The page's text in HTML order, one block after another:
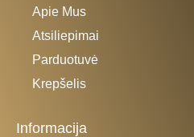
Apie Mus
Atsiliepimai
Parduotuvė
Krepšelis
Informacija